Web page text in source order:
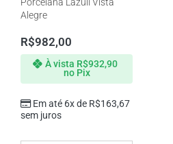
Alegre
R$982,00
Em até 6x de R$163,67
sem juros
À vista R$932,90
no Pix